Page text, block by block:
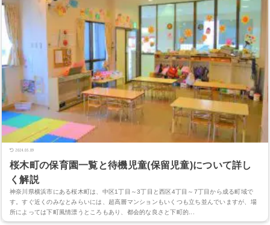
桜木町の保育園一覧と待機児童(保留児童)について詳し
く解説
2024.05.09
神奈川県横浜市にある桜木町は、中区1丁目～3丁目と西区4丁目～7丁目から成る町域で
す。すぐ近くのみなとみらいには、超高層マンションもいくつも立ち並んでいますが、場
所によっては下町風情漂うところもあり、都会的な良さと下町的...